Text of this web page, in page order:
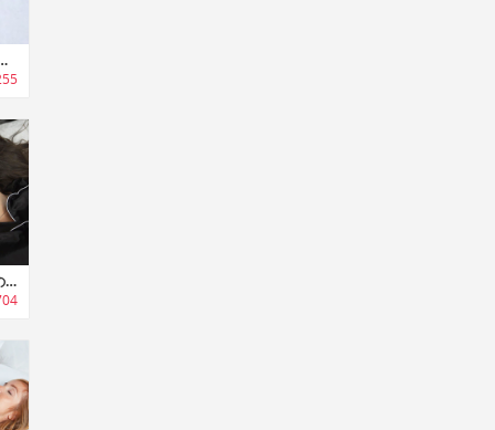
動手芸用カウンター「ヤーンカウンター」
Waveform｜頭を重力の中心で包み込むようにサポートする快眠ピロー「ウェーブフォーム」